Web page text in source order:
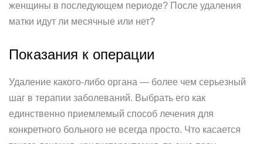
женщины в последующем периоде? После удаления
матки идут ли месячные или нет?
Показания к операции
Удаление какого-либо органа — более чем серьезный
шаг в терапии заболеваний. Выбрать его как
единственно приемлемый способ лечения для
конкретного больного не всегда просто. Что касается